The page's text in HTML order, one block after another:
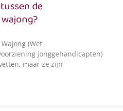
de
(Wet
jonggehandicapten)
maar ze zijn